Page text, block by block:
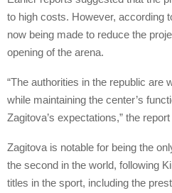
to high costs. However, according
now being made to reduce the
opening of the arena.
“The authorities in the republic are
while maintaining the center’s
Zagitova’s expectations,” the
Zagitova is notable for being the
the second in the world, following
titles in the sport, including the